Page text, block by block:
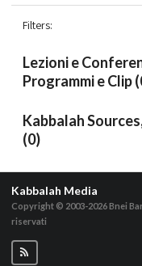
Filters:
Lezioni e
Programmi e Clip
Kabbalah
(0)
Kabbalah Media
Copyright © 2003-2026Bnei
riservati